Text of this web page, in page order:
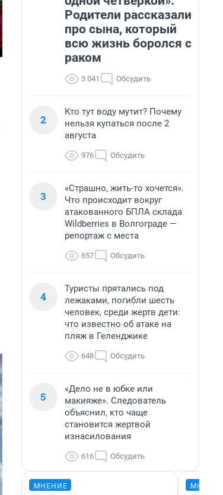
Родители рассказали
про сына, который
всю жизнь боролся с
раком
3 041 Обсудить
2
Кто тут воду мутит? Почему
нельзя купаться после 2
августа
976 Обсудить
3
«Страшно, жить-то хочется».
Что происходит вокруг
атакованного БПЛА склада
Wildberries в Волгограде —
репортаж с места
657 Обсудить
4
Туристы прятались под
лежаками, погибли шесть
человек, среди жертв дети:
что известно об атаке на
пляж в Геленджике
648 Обсудить
5
«Дело не в юбке или
макияже». Следователь
объяснил, кто чаще
становится жертвой
изнасилования
616 Обсудить
МНЕНИЕ